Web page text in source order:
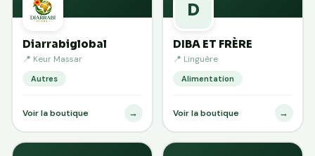
Diarrabiglobal
📍 Keur Massar
Autres
Voir la boutique →
D
DIBA ET FRÈRE
📍 Linguère
Alimentation
Voir la boutique →